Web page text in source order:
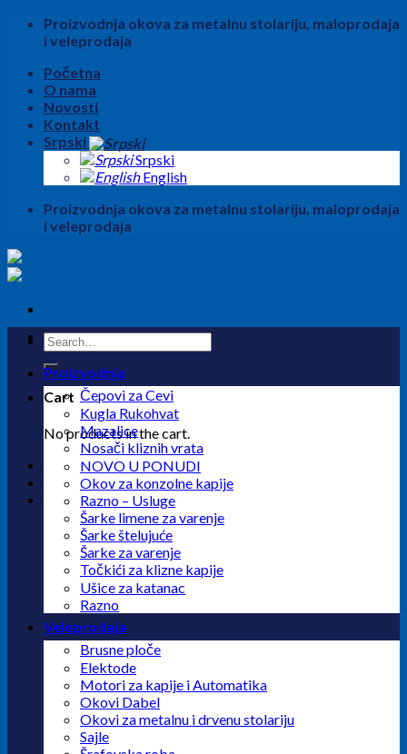
Skip
Proizvodnja okova za metalnu stolariju, maloprodaja
i veleprodaja
Početna
O nama
Novosti
Kontakt
Srpski
Srpski
English
Proizvodnja okova za metalnu stolariju, maloprodaja
i veleprodaja
Search
for:
Cart
No products in the cart.
Proizvodnja
Čepovi za Cevi
Kugla Rukohvat
Mazalice
Nosači kliznih vrata
NOVO U PONUDI
Okov za konzolne kapije
Razno – Usluge
Šarke limene za varenje
Šarke štelujuće
Šarke za varenje
Točkići za klizne kapije
Ušice za katanac
Razno
Veleprodaja
Brusne ploče
Elektode
Motori za kapije i Automatika
Okovi Dabel
Okovi za metalnu i drvenu stolariju
Sajle